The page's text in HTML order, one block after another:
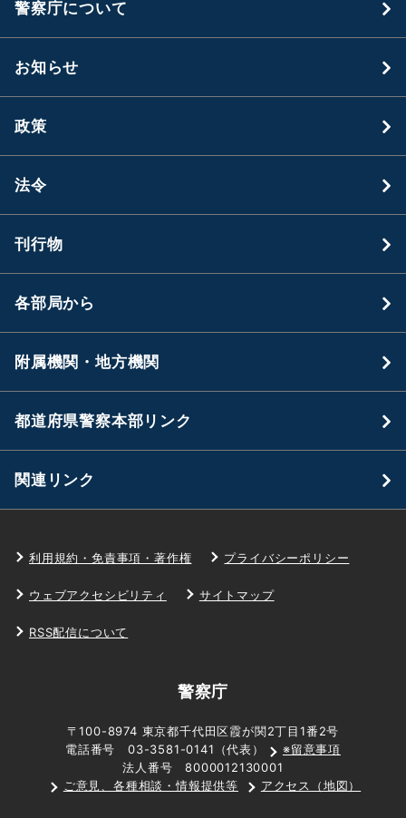
警察庁について
お知らせ
政策
法令
刊行物
各部局から
附属機関・地方機関
都道府県警察本部リンク
関連リンク
利用規約・免責事項・著作権 プライバシーポリシー
ウェブアクセシビリティ サイトマップ
RSS配信について
警察庁
〒100-8974 東京都千代田区霞が関2丁目1番2号
電話番号 03-3581-0141（代表）
※留意事項
法人番号 8000012130001
ご意見、各種相談・情報提供等
アクセス（地図）